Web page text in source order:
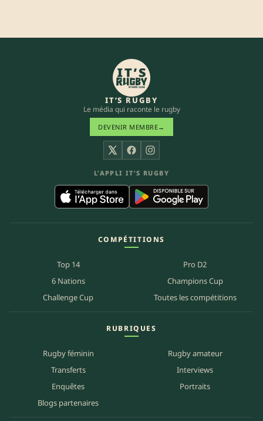
IT’S RUGBY
Le média qui raconte le rugby
DEVENIR MEMBRE→
X FacebookInstagram
L’APPLI IT’S RUGBY
COMPÉTITIONS
Top 14
Pro D2
6 Nations
Champions Cup
Challenge Cup
Toutes les compétitions
RUBRIQUES
Rugby féminin
Rugby amateur
Transferts
Interviews
Enquêtes
Portraits
Blogs partenaires